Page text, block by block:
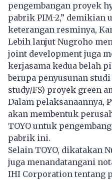
pengembangan proyek
pabrik PIM-2,” demikian
keterangan resminya,
Lebih lanjut Nugroho
joint development juga
kerjasama kedua belah
berupa penyusunan
study/FS) proyek green
Dalam pelaksanaannya,
akan membentuk
TOYO untuk
pabrik ini.
Selain TOYO, dikatakan
juga menandatangani
IHI Corporation tentang